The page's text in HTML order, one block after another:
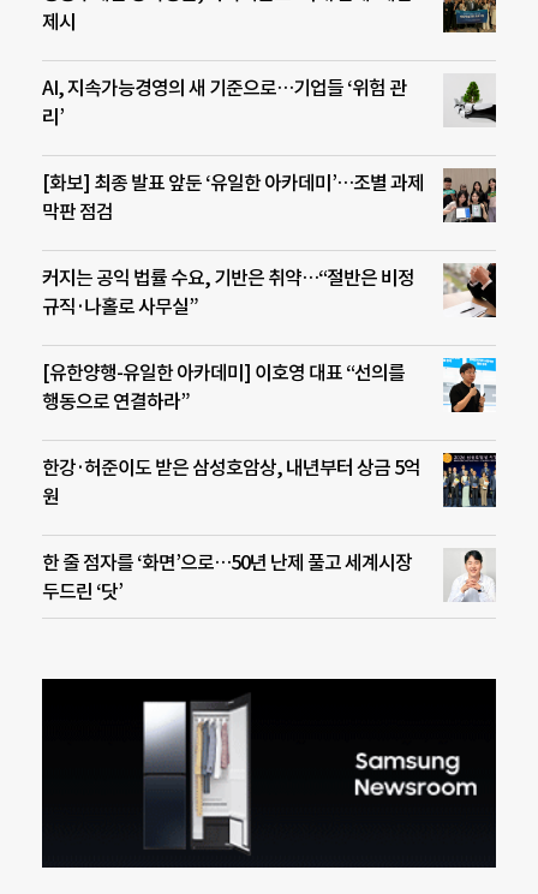
제시
AI, 지속가능경영의 새 기준으로…기업들 ‘위험 관
리’
[화보] 최종 발표 앞둔 ‘유일한 아카데미’…조별 과제
막판 점검
커지는 공익 법률 수요, 기반은 취약…“절반은 비정
규직·나홀로 사무실”
[유한양행-유일한 아카데미] 이호영 대표 “선의를
행동으로 연결하라”
한강·허준이도 받은 삼성호암상, 내년부터 상금 5억
원
한 줄 점자를 ‘화면’으로…50년 난제 풀고 세계시장
두드린 ‘닷’